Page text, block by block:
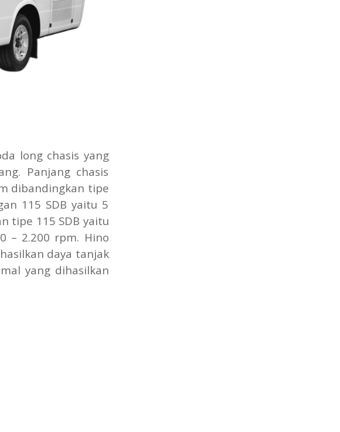
long chasis yang
Panjang chasis
dibandingkan tipe
115 SDB yaitu 5
tipe 115 SDB yaitu
– 2.200 rpm. Hino
daya tanjak
yang dihasilkan